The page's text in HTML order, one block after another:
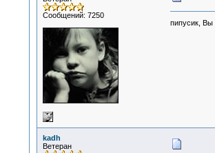
Сообщений: 7250
пипусик, Вы
kadh
Ветеран